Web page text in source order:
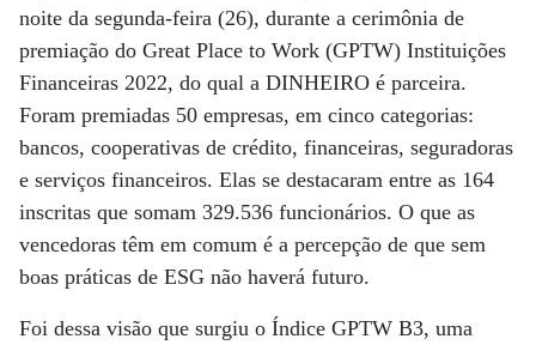
noite da segunda-feira (26), durante a cerimônia de
premiação do Great Place to Work (GPTW) Instituições
Financeiras 2022, do qual a DINHEIRO é parceira.
Foram premiadas 50 empresas, em cinco categorias:
bancos, cooperativas de crédito, financeiras, seguradoras
e serviços financeiros. Elas se destacaram entre as 164
inscritas que somam 329.536 funcionários. O que as
vencedoras têm em comum é a percepção de que sem
boas práticas de ESG não haverá futuro.
Foi dessa visão que surgiu o Índice GPTW B3, uma